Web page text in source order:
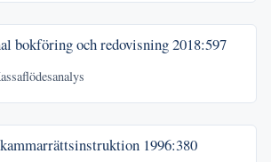
bokföring och redovisning2018:597
1996:380